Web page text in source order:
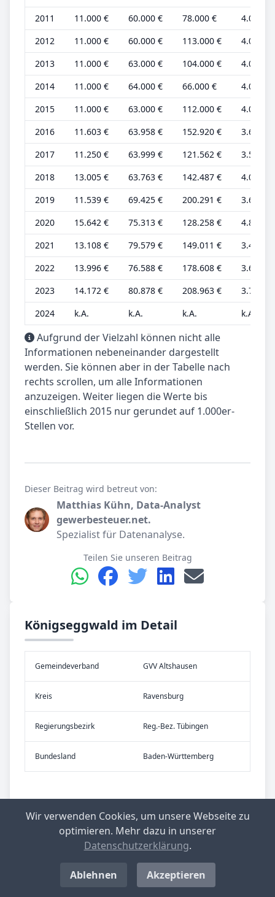
2011
11.000 € 60.000 € 78.000 €
4.000 €
2012
11.000 € 60.000 € 113.000 €
4.000 €
2013
11.000 € 63.000 € 104.000 €
4.000 €
2014
11.000 € 64.000 € 66.000 €
4.000 €
2015
11.000 € 63.000 € 112.000 €
4.000 €
2016
11.603 € 63.958 € 152.920 €
3.626 €
2017
11.250 € 63.999 € 121.562 €
3.516 €
2018
13.005 € 63.763 € 142.487 €
4.064 €
2019
11.539 € 69.425 € 200.291 €
3.606 €
2020
15.642 € 75.313 € 128.258 €
4.888 €
2021
13.108 € 79.579 € 149.011 €
3.449 €
2022
13.996 € 76.588 € 178.608 €
3.683 €
2023
14.172 € 80.878 € 208.963 €
3.729 €
2024
k.A. k.A. k.A. k.A.
Aufgrund der Vielzahl können nicht alle
Informationen nebeneinander dargestellt
werden. Sie können aber in der Tabelle nach
rechts scrollen, um alle Informationen
anzuzeigen. Weiter liegen die Werte bis
einschließlich 2015 nur gerundet auf 1.000er-
Stellen vor.
Dieser Beitrag wird betreut von:
Matthias Kühn, Data-Analyst
gewerbesteuer.net.
Spezialist für Datenanalyse.
Teilen Sie unseren Beitrag
Königseggwald im Detail
Gemeinde­verband GVV Altshausen
Kreis Ravensburg
Re­gier­ungs­bezirk Reg.-Bez. Tübingen
Bundes­land Baden-Württemberg
Wir verwenden Cookies, um unsere Webseite zu
optimieren. Mehr dazu in unserer
Datenschutzerklärung.
Ablehnen Akzeptieren